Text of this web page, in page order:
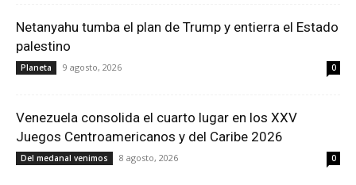
Netanyahu tumba el plan de Trump y entierra el Estado
palestino
Planeta 9 agosto, 2026 0
Venezuela consolida el cuarto lugar en los XXV
Juegos Centroamericanos y del Caribe 2026
Del medanal venimos 8 agosto, 2026 0